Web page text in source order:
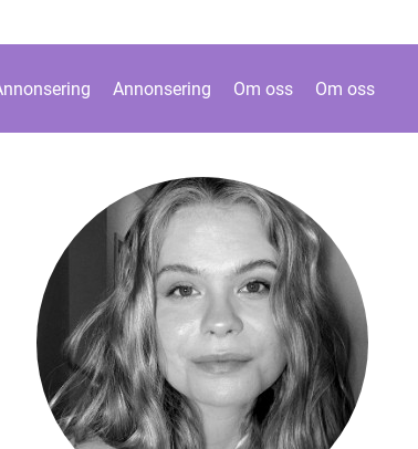
Annonsering Om oss Om oss